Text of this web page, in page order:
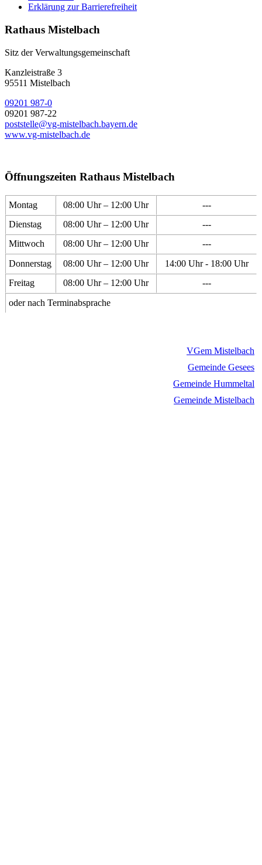
Erklärung zur Barrierefreiheit
Rathaus Mistelbach
Sitz der Verwaltungsgemeinschaft
Kanzleistraße 3
95511 Mistelbach
09201 987-0
09201 987-22
poststelle@vg-mistelbach.bayern.de
www.vg-mistelbach.de
Öffnungszeiten Rathaus Mistelbach
Montag 08:00 Uhr – 12:00 Uhr
---
Dienstag
08:00 Uhr – 12:00 Uhr
---
Mittwoch
08:00 Uhr – 12:00 Uhr
---
Donnerstag
08:00 Uhr – 12:00 Uhr
14:00 Uhr - 18:00 Uhr
Freitag
08:00 Uhr – 12:00 Uhr
---
oder nach Terminabsprache
VGem Mistelbach
Gemeinde Gesees
Gemeinde Hummeltal
Gemeinde Mistelbach